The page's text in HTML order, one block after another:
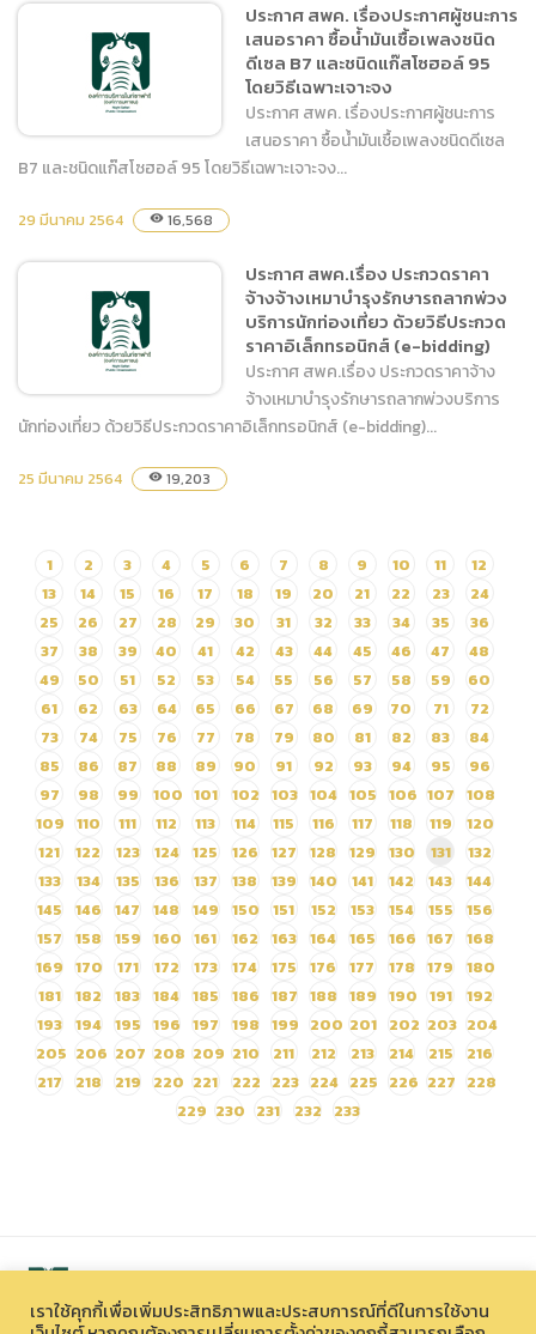
จัดจ้าง ประจำปีงบประมาณ
ประกาศ สพค. เรื่องประกาศผู้
เชื้อเพลงชนิดดีเซล B7 และ
ชนิดแก๊สโซฮอล์ 95 โดยวิธี
เฉพาะเจาะจง
ประกาศ สพค. เรื่องประกาศผู้ชนะการ
เสนอราคา ซื้อน้ำมันเชื้อเพลงชนิด
ดีเซล B7 และชนิดแก๊สโซฮอล์ 95
โดยวิธีเฉพาะเจาะจง
ประกาศ สพค. เรื่องประกาศผู้ชนะการ
เสนอราคา ซื้อน้ำมันเชื้อเพลงชนิดดีเซล
B7 และชนิดแก๊สโซฮอล์ 95 โดยวิธีเฉพาะเจาะจง...
29 มีนาคม 2564 visibility 16,568
ประกาศ สพค.เรื่อง ประกวด
เที่ยว ด้วยวิธีประกวดราคา
อิเล็กทรอนิกส์ (e-bidding)
ประกาศ สพค.เรื่อง ประกวดราคา
จ้างจ้างเหมาบำรุงรักษารถลากพ่วง
บริการนักท่องเที่ยว ด้วยวิธีประกวด
ราคาอิเล็กทรอนิกส์ (e-bidding)
ประกาศ สพค.เรื่อง ประกวดราคาจ้าง
จ้างเหมาบำรุงรักษารถลากพ่วงบริการ
นักท่องเที่ยว ด้วยวิธีประกวดราคาอิเล็กทรอนิกส์ (e-bidding)...
25 มีนาคม 2564 visibility 19,203
1 2 3 4 5 6 7 8 9 10 11
12
13
14 15 16 17 18 19 20 21 22 23
24
25
26 27 28 29 30 31 32 33 34 35
36
37
38 39 40 41 42 43 44 45 46 47
48
49
50 51 52 53 54 55 56 57 58 59
60
61
62 63 64 65 66 67 68 69 70 71
72
73
74 75 76 77 78 79 80 81 82 83
84
85
86 87 88 89 90 91 92 93 94 95
96
97
98 99 100 101 102 103 104 105 106 107 108
109 110 111 112 113 114 115 116 117 118 119
120
121
122 123 124 125 126 127 128 129 130 131
132
133
134 135 136 137 138 139 140 141 142 143
144
145
146 147 148 149 150 151 152 153 154 155
156
157
158 159 160 161 162 163 164 165 166 167
168
169 170 171 172 173 174 175 176 177 178 179
180
181
182 183 184 185 186 187 188 189 190 191
192
193 194 195 196 197 198 199 200 201 202 203 204
205 206 207 208 209 210 211 212 213 214 215
216
217
218 219 220 221 222 223 224 225 226 227 228
229 230 231 232 233
เราใช้คุกกี้เพื่อเพิ่มประสิทธิภาพและประสบการณ์ที่ดีในการใช้งาน